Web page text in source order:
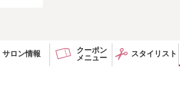
サロン情報
クーポン
メニュー
スタイリスト